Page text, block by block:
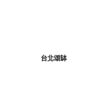
台北頌缽